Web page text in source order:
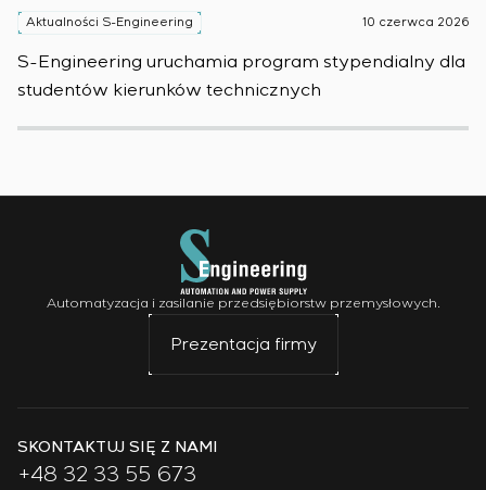
Aktualności S-Engineering 10 czerwca 2026
S-Engineering uruchamia program stypendialny dla
studentów kierunków technicznych
Automatyzacja i zasilanie przedsiębiorstw przemysłowych.
Prezentacja firmy
SKONTAKTUJ SIĘ Z NAMI
+48 32 33 55 673